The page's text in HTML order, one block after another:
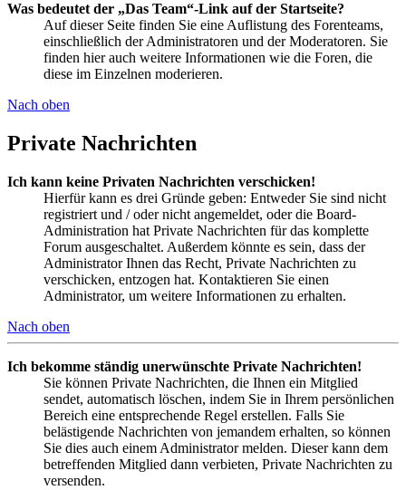
Was bedeutet der „Das Team“-Link auf der Startseite?
Auf dieser Seite finden Sie eine Auflistung des Forenteams,
einschließlich der Administratoren und der Moderatoren. Sie
finden hier auch weitere Informationen wie die Foren, die
diese im Einzelnen moderieren.
Nach oben
Private Nachrichten
Ich kann keine Privaten Nachrichten verschicken!
Hierfür kann es drei Gründe geben: Entweder Sie sind nicht
registriert und / oder nicht angemeldet, oder die Board-
Administration hat Private Nachrichten für das komplette
Forum ausgeschaltet. Außerdem könnte es sein, dass der
Administrator Ihnen das Recht, Private Nachrichten zu
verschicken, entzogen hat. Kontaktieren Sie einen
Administrator, um weitere Informationen zu erhalten.
Nach oben
Ich bekomme ständig unerwünschte Private Nachrichten!
Sie können Private Nachrichten, die Ihnen ein Mitglied
sendet, automatisch löschen, indem Sie in Ihrem persönlichen
Bereich eine entsprechende Regel erstellen. Falls Sie
belästigende Nachrichten von jemandem erhalten, so können
Sie dies auch einem Administrator melden. Dieser kann dem
betreffenden Mitglied dann verbieten, Private Nachrichten zu
versenden.